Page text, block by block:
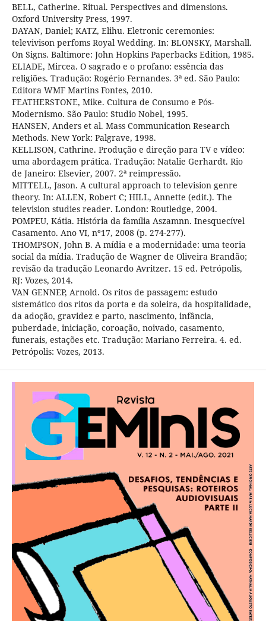
BELL, Catherine. Ritual. Perspectives and dimensions.
Oxford University Press, 1997.
DAYAN, Daniel; KATZ, Elihu. Eletronic ceremonies:
televivison perfoms Royal Wedding. In: BLONSKY, Marshall.
On Signs. Baltimore: John Hopkins Paperbacks Edition, 1985.
ELIADE, Mircea. O sagrado e o profano: essência das
religiões. Tradução: Rogério Fernandes. 3ª ed. São Paulo:
Editora WMF Martins Fontes, 2010.
FEATHERSTONE, Mike. Cultura de Consumo e Pós-
Modernismo. São Paulo: Studio Nobel, 1995.
HANSEN, Anders et al. Mass Communication Research
Methods. New York: Palgrave, 1998.
KELLISON, Cathrine. Produção e direção para TV e vídeo:
uma abordagem prática. Tradução: Natalie Gerhardt. Rio
de Janeiro: Elsevier, 2007. 2ª reimpressão.
MITTELL, Jason. A cultural approach to television genre
theory. In: ALLEN, Robert C; HILL, Annette (edit.). The
television studies reader. London: Routledge, 2004.
POMPEU, Kátia. História da família Aszamnn. Inesquecível
Casamento. Ano VI, nº17, 2008 (p. 274-277).
THOMPSON, John B. A mídia e a modernidade: uma teoria
social da mídia. Tradução de Wagner de Oliveira Brandão;
revisão da tradução Leonardo Avritzer. 15 ed. Petrópolis,
RJ: Vozes, 2014.
VAN GENNEP, Arnold. Os ritos de passagem: estudo
sistemático dos ritos da porta e da soleira, da hospitalidade,
da adoção, gravidez e parto, nascimento, infância,
puberdade, iniciação, coroação, noivado, casamento,
funerais, estações etc. Tradução: Mariano Ferreira. 4. ed.
Petrópolis: Vozes, 2013.